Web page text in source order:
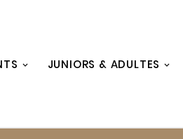
JUNIORS & ADULTES